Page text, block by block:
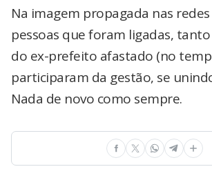
Na imagem propagada nas redes
pessoas que foram ligadas,
do ex-prefeito afastado (no
participaram da gestão, se
Nada de novo como sempre.